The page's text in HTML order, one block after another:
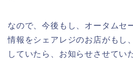
なので、今後もし、オータムセ
情報をシェアレジのお店がもし
していたら、お知らせさせてい